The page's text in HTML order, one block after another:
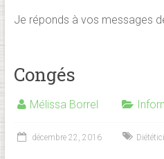
Je réponds à vos messages
Congés
Mélissa Borrel
décembre 22, 2016